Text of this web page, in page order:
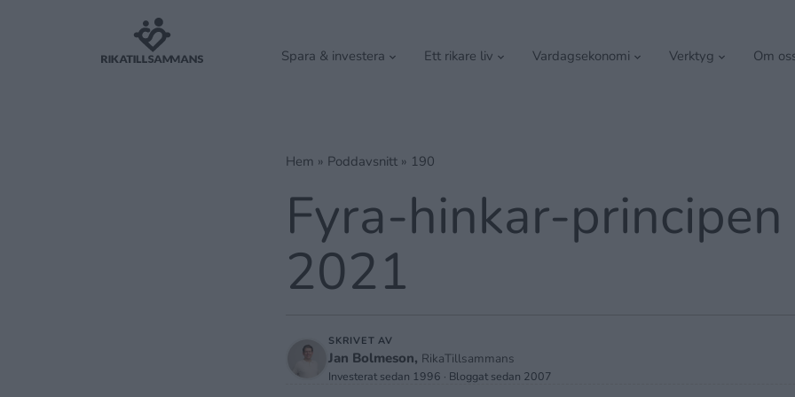
Spara & investera Ett rikare liv Vardagsekonomi Verktyg Om
Hem » Poddavsnitt » 190
Fyra-hinkar-principen
2021
SKRIVET AV
Jan Bolmeson, RikaTillsammans
Investerat sedan 1996 · Bloggat sedan 2007